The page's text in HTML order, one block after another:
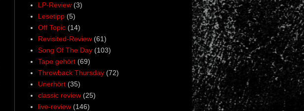
LP-Review (3)
Lesetipp (5)
Off Topic (14)
Revisited-Review (61)
Song Of The Day (103)
Tape gehört (69)
Throwback Thursday (72)
Unerhört (35)
classic review (25)
live-review (146)